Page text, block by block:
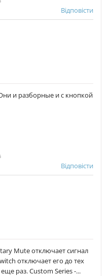
Відповісти
и разборные и с кнопкой
Відповісти
Mute отключает сигнал
отключает его до тех
раз. Custom Series -...